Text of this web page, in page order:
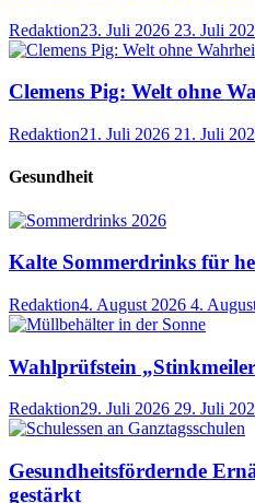
Redaktion23. Juli 2026 23. Juli
Clemens Pig: Welt ohne
Redaktion21. Juli 2026 21. Juli
Gesundheit
Kalte Sommerdrinks für
Redaktion4. August 2026 4.
Wahlprüfstein
Redaktion29. Juli 2026 29. Juli
Gesundheitsfördernde
gestärkt